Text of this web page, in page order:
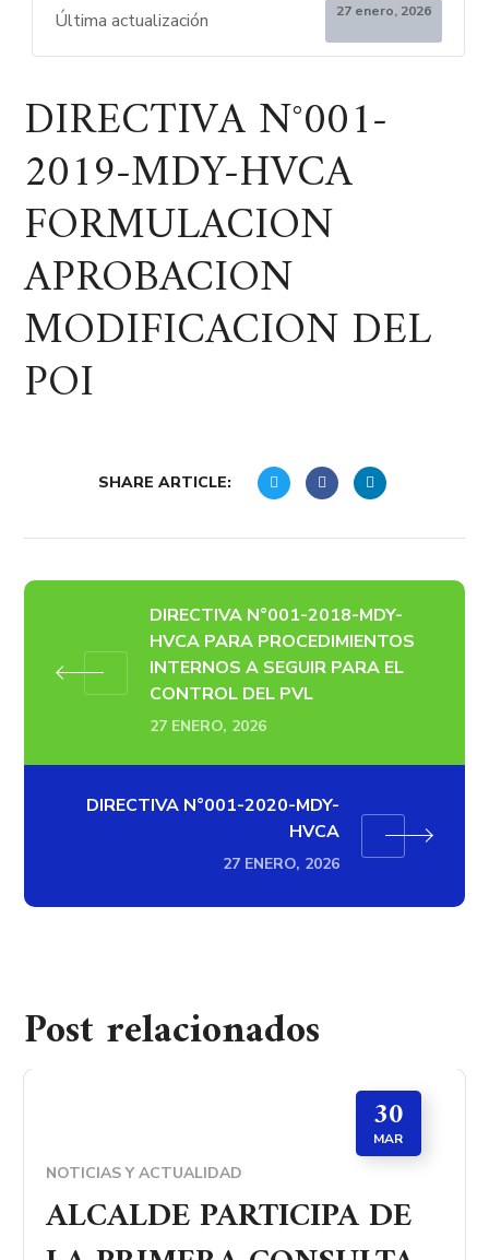
Última actualización 27 enero, 2026
DIRECTIVA N°001-
2019-MDY-HVCA
FORMULACION
APROBACION
MODIFICACION DEL
POI
SHARE ARTICLE:
DIRECTIVA N°001-2018-MDY-
HVCA PARA PROCEDIMIENTOS
INTERNOS A SEGUIR PARA EL
CONTROL DEL PVL
27 ENERO, 2026
DIRECTIVA N°001-2020-MDY-
HVCA
27 ENERO, 2026
Post relacionados
30
MAR
NOTICIAS Y ACTUALIDAD
ALCALDE PARTICIPA DE